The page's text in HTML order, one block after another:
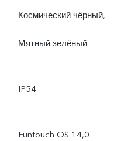
Космический чёрный,
Мятный зелёный
IP54
Funtouch OS 14,0